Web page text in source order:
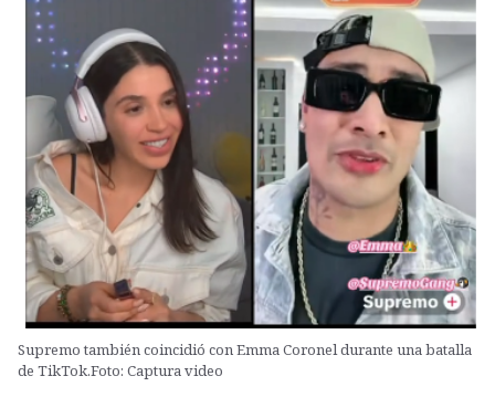
Supremo también coincidió con Emma Coronel durante una batalla
de TikTok.Foto: Captura video